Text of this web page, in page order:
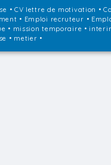
• CV lettre de motivation •
• Emploi recruteur •
• mission temporaire •
• metier •